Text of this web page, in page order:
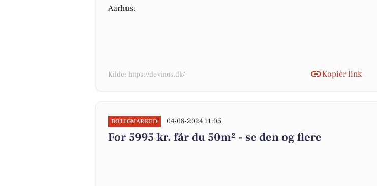
Aarhus:
Kilde: https://devinos.dk/ Kopiér link
BOLIGMARKED 04-08-2024 11:05
For 5995 kr. får du 50m² - se den og flere